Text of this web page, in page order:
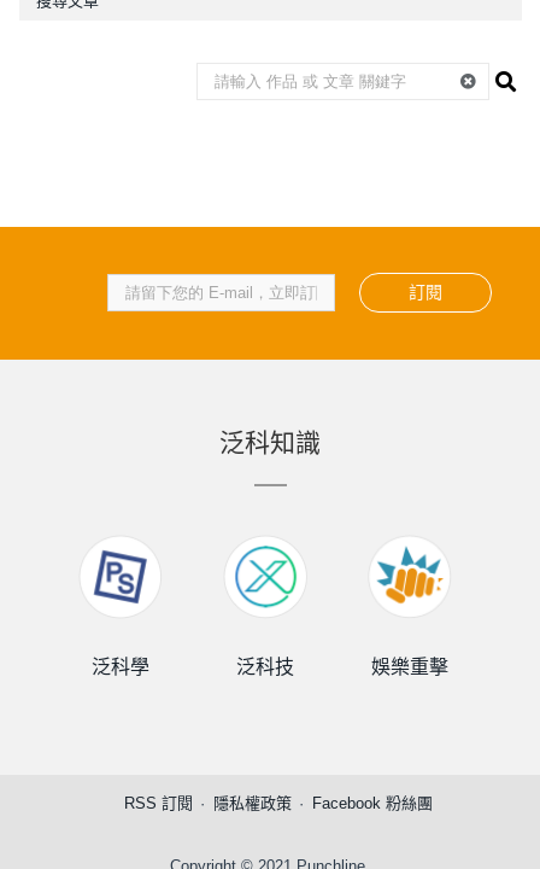
訂閱
泛科知識
泛科學 泛科技 娛樂重擊
RSS 訂閱 隱私權政策 Facebook 粉絲團